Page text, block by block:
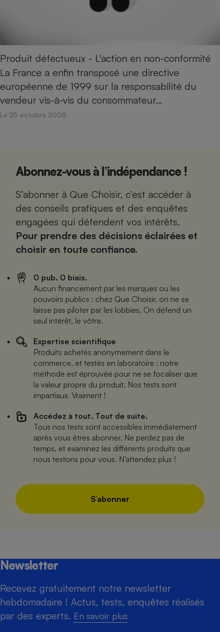
Produit défectueux - L'action en non-conformité
La France a enfin transposé une directive
européenne de 1999 sur la responsabilité du
vendeur vis-à-vis du consommateur…
Le 25 octobre 2005
Abonnez-vous à l’indépendance !
S’abonner à Que Choisir, c’est accéder à
des conseils pratiques et des enquêtes
engagées qui défendent vos intérêts.
Pour prendre des décisions éclairées et
choisir en toute confiance.
0 pub. 0 biais.
Aucun financement par les marques ou les
pouvoirs publics : chez Que Choisir, on ne se
laisse pas piloter par les lobbies. On défend un
seul intérêt, le vôtre.
Expertise scientifique
Produits achetés anonymement dans le
commerce, et testés en laboratoire : notre
méthode est éprouvée pour ne se focaliser que
la valeur propre du produit. Nos tests sont
impartiaux. Vraiment !
Accédez à tout. Tout de suite.
Tous nos tests sont accessibles immédiatement
après vous êtres abonner. Ne perdez pas de
temps, et examinez les différents produits que
nous testons pour vous. N’attendez plus !
S’abonner
Newsletter
Recevez gratuitement notre newsletter
hebdomadaire ! Actus, tests, enquêtes réalisés
par des experts. En savoir plus